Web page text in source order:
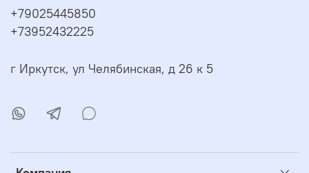
+79025445850
+73952432225
г Иркутск, ул Челябинская, д 26 к 5